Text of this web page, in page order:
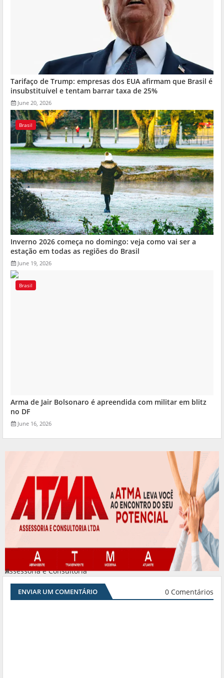
Tarifaço de Trump: empresas dos EUA afirmam que Brasil é
insubstituível e tentam barrar taxa de 25%
June 20, 2026
Brasil
Inverno 2026 começa no domingo: veja como vai ser a
estação em todas as regiões do Brasil
June 19, 2026
Brasil
Arma de Jair Bolsonaro é apreendida com militar em blitz
no DF
June 16, 2026
Assessoria e Consultoria
#
ENVIAR UM COMENTÁRIO 0 Comentários